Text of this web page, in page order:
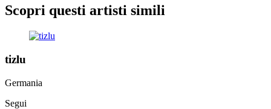
Scopri questi artisti simili
tizlu
Germania
Segui